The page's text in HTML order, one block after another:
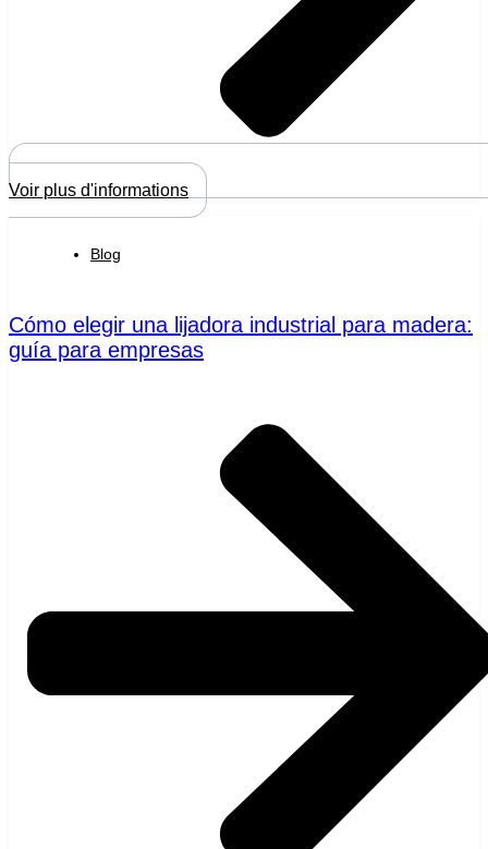
Voir plus d'informations
Blog
Cómo elegir una lijadora industrial para madera:
guía para empresas